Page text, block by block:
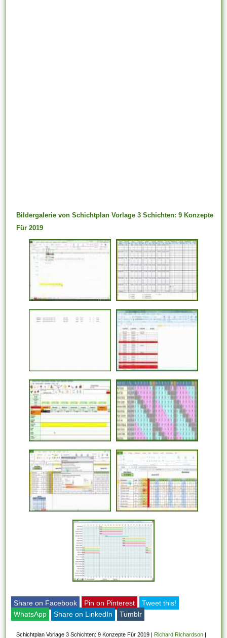
Bildergalerie von Schichtplan Vorlage 3 Schichten: 9 Konzepte
Für 2019
Share on Facebook Pin on Pinterest
Tweet this!
WhatsApp
Share on LinkedIn Tumblr
Schichtplan Vorlage 3 Schichten: 9 Konzepte Für 2019 | Richard Richardson |